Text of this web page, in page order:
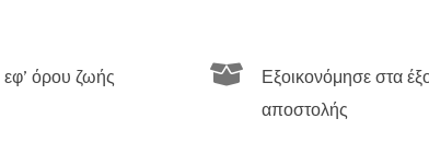
όρου ζωής 
Εξοικονόμησε στα
αποστολής